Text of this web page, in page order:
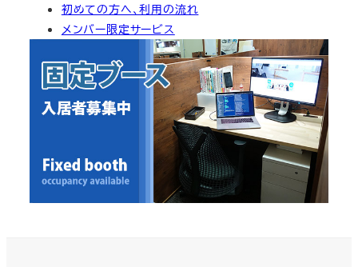
初めての方へ、利用の流れ
メンバー限定サービス